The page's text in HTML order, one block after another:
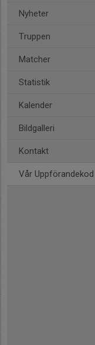
Nyheter
Truppen
Matcher
Statistik
Kalender
Bildgalleri
Kontakt
Vår Uppförandekod